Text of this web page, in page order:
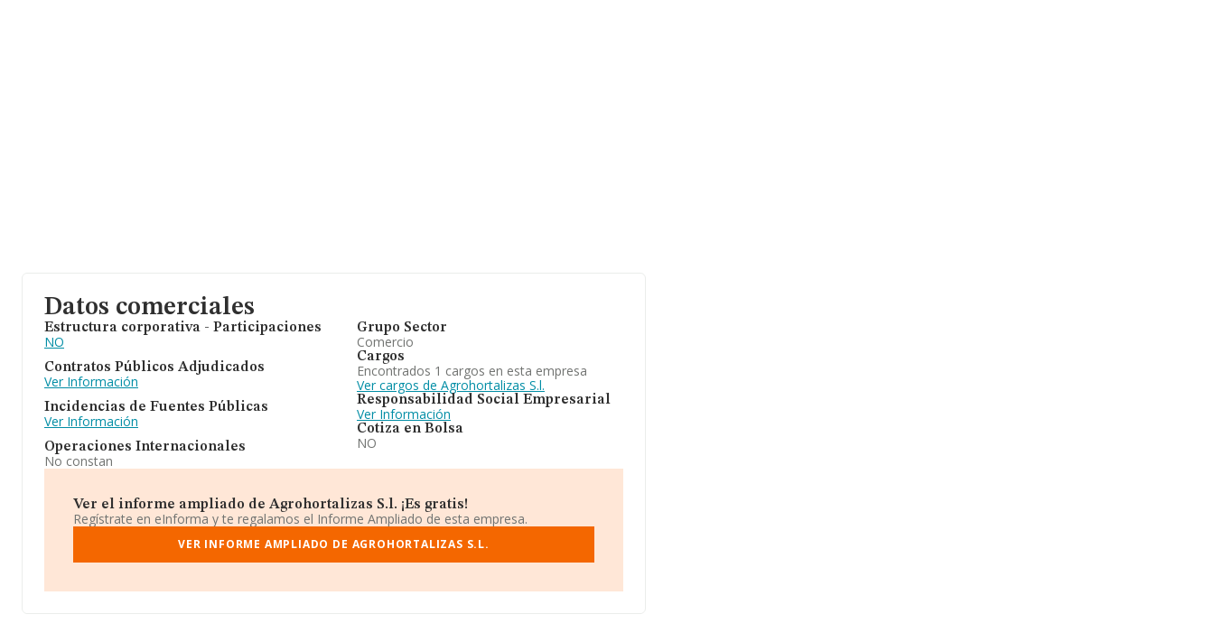
Datos comerciales
Estructura corporativa - Participaciones
NO
Contratos Públicos Adjudicados
Ver Información
Incidencias de Fuentes Públicas
Ver Información
Operaciones Internacionales
No constan
Grupo Sector
Comercio
Cargos
Encontrados 1 cargos en esta empresa
Ver cargos de Agrohortalizas S.l.
Responsabilidad Social Empresarial
Ver Información
Cotiza en Bolsa
NO
Ver el informe ampliado de Agrohortalizas S.l. ¡Es gratis!
Regístrate en eInforma y te regalamos el Informe Ampliado de esta empresa.
VER INFORME AMPLIADO DE AGROHORTALIZAS S.L.